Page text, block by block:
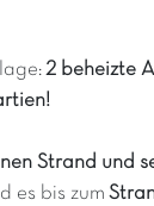
2 beheizte
Strand und
es bis zum